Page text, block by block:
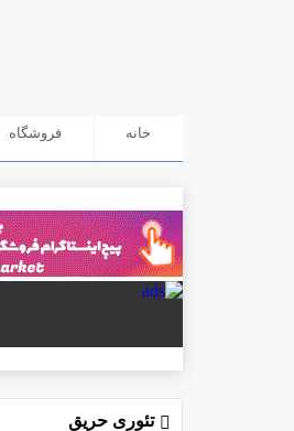
خانه فروشگاه
تئوری حریق